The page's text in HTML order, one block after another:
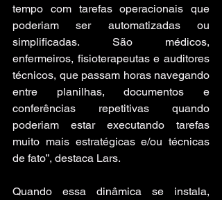
tempo com tarefas operacionais que
poderiam ser automatizadas ou
simplificadas. São médicos,
enfermeiros, fisioterapeutas e auditores
técnicos, que passam horas navegando
entre planilhas, documentos e
conferências repetitivas quando
poderiam estar executando tarefas
muito mais estratégicas e/ou técnicas
de fato”, destaca Lars.
Quando essa dinâmica se instala,